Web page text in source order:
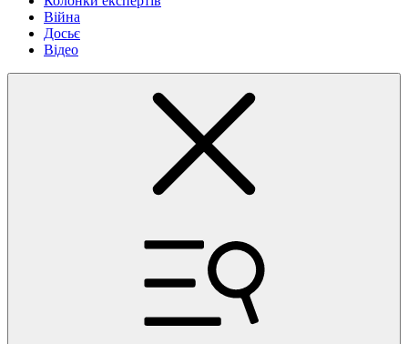
Війна
Досьє
Відео